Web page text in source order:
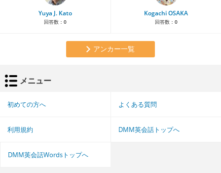
Yuya J. Kato
回答数： 0
Kogachi OSAKA
回答数： 0
アンカー一覧
メニュー
初めての方へ よくある質問
利用規約 DMM英会話トップへ
DMM英会話Wordsトップへ